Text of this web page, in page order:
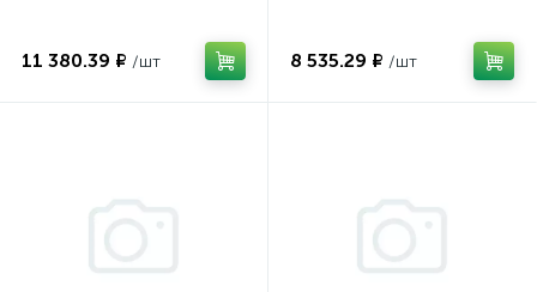
11 380.39 ₽ /шт 8 535.29 ₽ /шт